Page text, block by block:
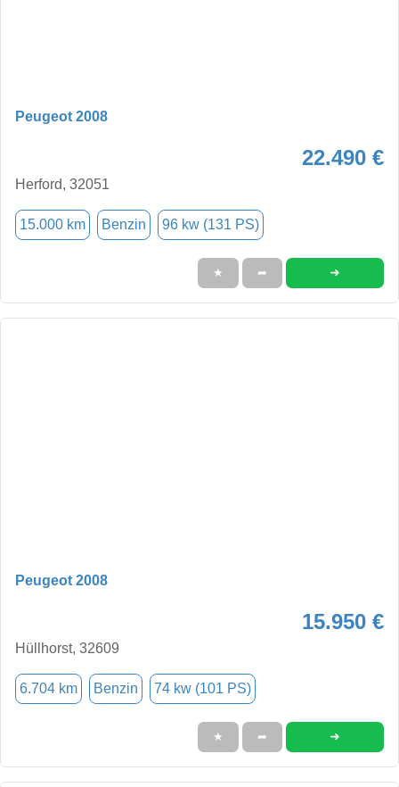
Peugeot 2008
22.490 €
Herford, 32051
15.000 km Benzin 96 kw (131 PS)
★ ➦ ➜
Peugeot 2008
15.950 €
Hüllhorst, 32609
6.704 km Benzin 74 kw (101 PS)
★ ➦ ➜